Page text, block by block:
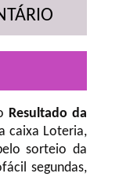
Resultado da
caixa Loteria,
sorteio da
segundas,